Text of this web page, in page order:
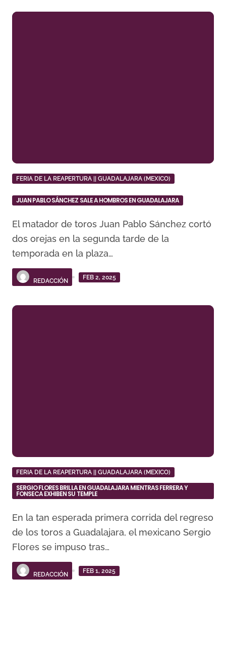
FERIA DE LA REAPERTURA || GUADALAJARA (MEXICO)
JUAN PABLO SÁNCHEZ SALE A HOMBROS EN GUADALAJARA
El matador de toros Juan Pablo Sánchez cortó
dos orejas en la segunda tarde de la
temporada en la plaza…
REDACCIÓN
FEB 2, 2025
FERIA DE LA REAPERTURA || GUADALAJARA (MEXICO)
SERGIO FLORES BRILLA EN GUADALAJARA MIENTRAS FERRERA Y
FONSECA EXHIBEN SU TEMPLE
En la tan esperada primera corrida del regreso
de los toros a Guadalajara, el mexicano Sergio
Flores se impuso tras…
REDACCIÓN
FEB 1, 2025